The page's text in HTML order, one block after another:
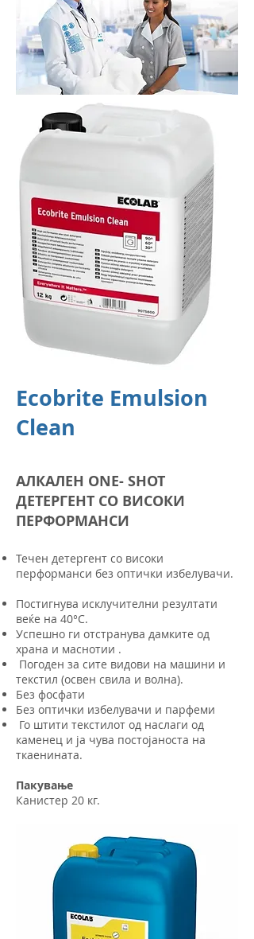
Ecobrite Emulsion
Clean
АЛКАЛЕН ONE- SHOT
ДЕТЕРГЕНТ СО ВИСОКИ
ПЕРФОРМАНСИ
Течен детергент со високи
перформанси без оптички избелувачи.
Постигнува исклучителни резултати
веќе на 40°C.
Успешно ги отстранува дамките од
храна и маснотии .
Погоден за сите видови на машини и
текстил (освен свила и волна).
Без фосфати
Без оптички избелувачи и парфеми
Го штити текстилот од наслаги од
каменец и ја чува постојаноста на
ткаенината.
Пакување
Канистер 20 кг.